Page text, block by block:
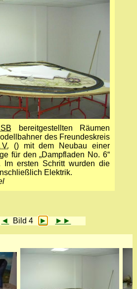
bereitgestellten Räumen
des Freundeskreis
V. () mit dem Neubau einer
für den „Dampfladen No. 6“
Im ersten Schritt wurden die
Elektrik.
◄ Bild 4 ► ►►